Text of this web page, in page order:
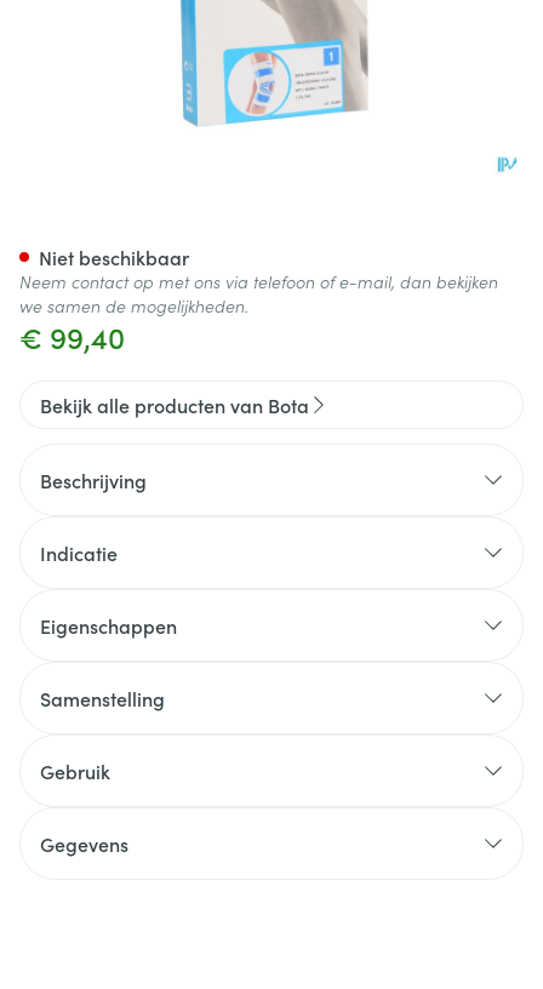
€ 99,40
Niet beschikbaar
Neem contact op met ons via telefoon of e-mail, dan bekijken
we samen de mogelijkheden.
Bekijk alle producten van Bota
Beschrijving
Indicatie
Eigenschappen
Samenstelling
Gebruik
Gegevens